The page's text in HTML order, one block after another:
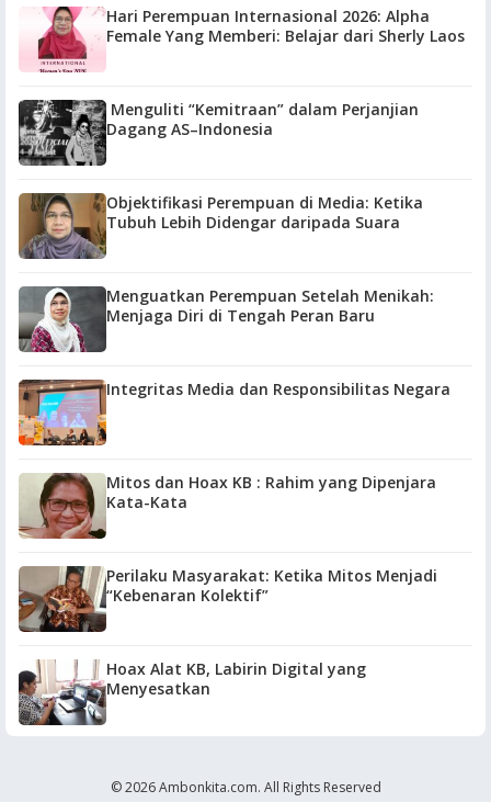
Hari Perempuan Internasional 2026: Alpha
Female Yang Memberi: Belajar dari Sherly Laos
Menguliti “Kemitraan” dalam Perjanjian
Dagang AS–Indonesia
Objektifikasi Perempuan di Media: Ketika
Tubuh Lebih Didengar daripada Suara
Menguatkan Perempuan Setelah Menikah:
Menjaga Diri di Tengah Peran Baru
Integritas Media dan Responsibilitas Negara
Mitos dan Hoax KB : Rahim yang Dipenjara
Kata-Kata
Perilaku Masyarakat: Ketika Mitos Menjadi
“Kebenaran Kolektif”
Hoax Alat KB, Labirin Digital yang
Menyesatkan
© 2026 Ambonkita.com. All Rights Reserved